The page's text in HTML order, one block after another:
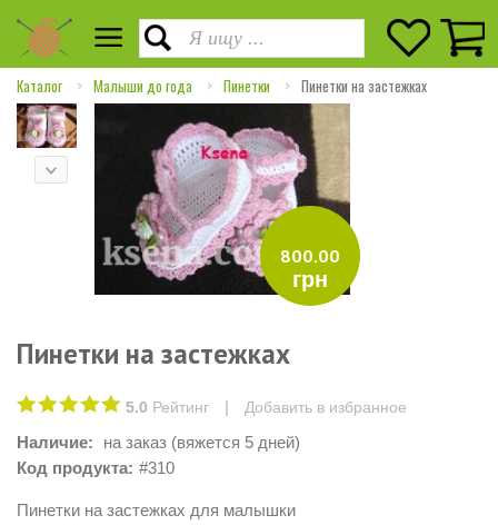
Каталог Малыши до года Пинетки Пинетки на застежках
800.00
грн
Пинетки на застежках
5.0 Рейтинг | Добавить в избранное
Наличие:
на заказ (вяжется 5 дней)
Код продукта: #310
Пинетки на застежках для малышки